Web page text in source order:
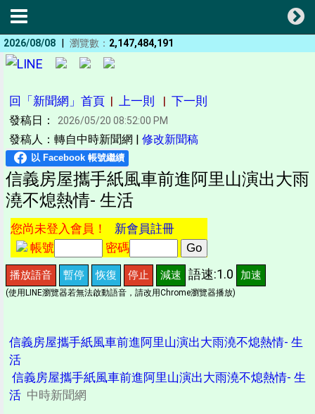
2026/08/08 | 瀏覽數： 2,147,484,191
回「新聞網」首頁 | 上一則 | 下一則
發稿日： 2026/05/20 08:52:00 PM
發稿人：轉自中時新聞網 | 修改新聞稿
信義房屋攜手紙風車前進阿里山演出大雨
澆不熄熱情- 生活
您尚未登入會員！ 新會員註冊
帳號
密碼
播放語音 暫停 恢復 停止 減速 語速:1.0 加速
(使用LINE瀏覽器若無法啟動語音，請改用Chrome瀏覽器播放)
信義房屋攜手紙風車前進阿里山演出大雨澆不熄熱情- 生
活
信義房屋攜手紙風車前進阿里山演出大雨澆不熄熱情- 生
活 中時新聞網